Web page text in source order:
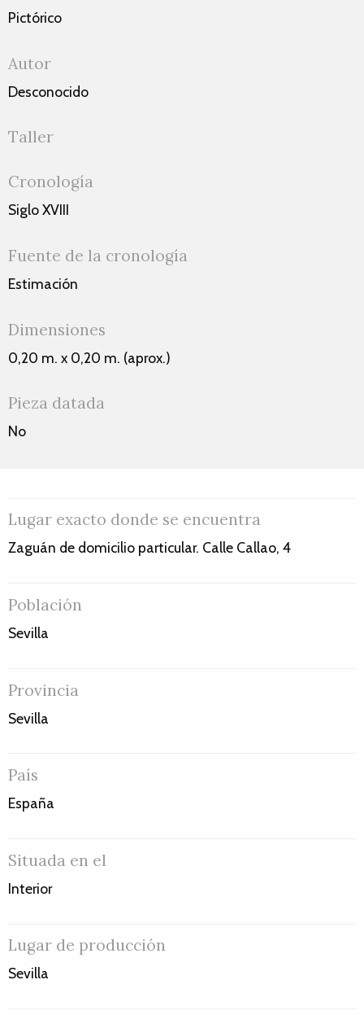
Pictórico
Autor
Desconocido
Taller
Cronología
Siglo XVIII
Fuente de la cronología
Estimación
Dimensiones
0,20 m. x 0,20 m. (aprox.)
Pieza datada
No
Lugar exacto donde se encuentra
Zaguán de domicilio particular. Calle Callao, 4
Población
Sevilla
Provincia
Sevilla
País
España
Situada en el
Interior
Lugar de producción
Sevilla